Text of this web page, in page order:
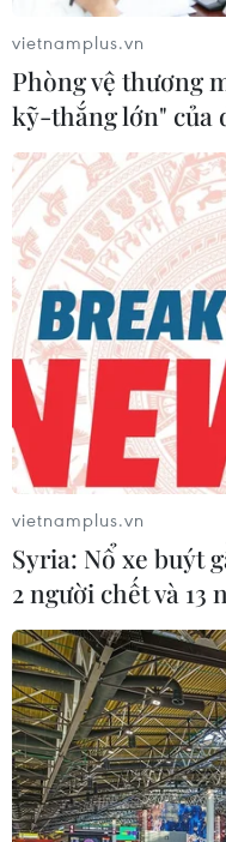
Tổng Giám đốc
toàn cầu "không
16/07/2022 14:16
Tổng Giám đốc Quỹ
nhận định cuộc xung
ép lên giá cả hàng
chính toàn cầu thắt
Quỹ Tiền tệ
trưởng kinh tế
17/07/2022 11:35
IMF sẽ cắt giảm triển
một cách đáng kể
vietnamplus.vn
Phòng vệ thương
kỹ-thắng lớn" của
vietnamplus.vn
Syria: Nổ xe buýt
2 người chết và 13